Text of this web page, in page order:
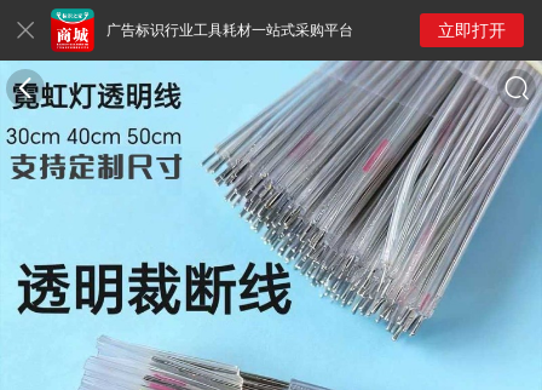
广告标识行业工具耗材一站式采购平台 立即打开